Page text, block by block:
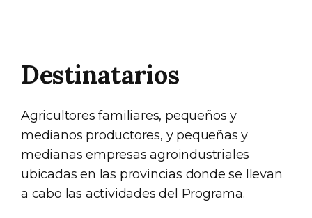
Destinatarios
Agricultores familiares, pequeños y
medianos productores, y pequeñas y
medianas empresas agroindustriales
ubicadas en las provincias donde se llevan
a cabo las actividades del Programa.